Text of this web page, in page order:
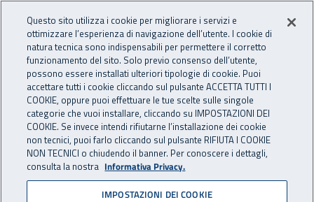
INAIL - Istituto Nazionale
Apri cerca
Navigazione principale
Navigazione - Ti trovi in:
Home Inail comunica Pubblicazioni Catalogo generale
Catalogo generale
Depliant, opuscoli e volumi consultabili online.
Questo sito utilizza i cookie per migliorare i servizi e
ottimizzare l’esperienza di navigazione dell’utente. I cookie di
natura tecnica sono indispensabili per permettere il corretto
funzionamento del sito. Solo previo consenso dell’utente,
possono essere installati ulteriori tipologie di cookie. Puoi
accettare tutti i cookie cliccando sul pulsante ACCETTA TUTTI I
COOKIE, oppure puoi effettuare le tue scelte sulle singole
categorie che vuoi installare, cliccando su IMPOSTAZIONI DEI
COOKIE. Se invece intendi rifiutarne l’installazione dei cookie
non tecnici, puoi farlo cliccando sul pulsante RIFIUTA I COOKIE
NON TECNICI o chiudendo il banner. Per conoscere i dettagli,
consulta la nostra Informativa Privacy.
IMPOSTAZIONI DEI COOKIE